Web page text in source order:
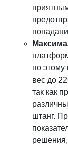
по этому
вес до
так как
штанг.